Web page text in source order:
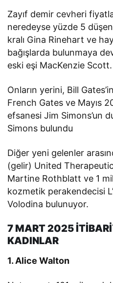
Zayıf demir cevheri
neredeyse yüzde 5
kralı Gina Rinehart ve
bağışlarda bulunmaya
eski eşi MacKenzie Scott.
Onların yerini, Bill
French Gates ve Mayıs
efsanesi Jim Simons’un
Simons bulundu
Diğer yeni gelenler
(gelir) United
Martine Rothblatt ve 1
kozmetik perakendecisi
Volodina bulunuyor.
7 MART 2025
KADINLAR
1. Alice Walton